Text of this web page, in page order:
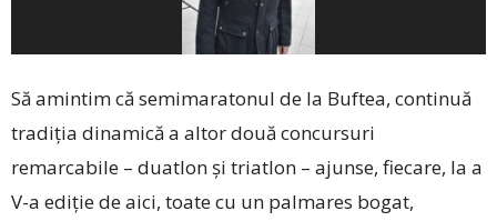
Să amintim că semimaratonul de la Buftea, continuă
tradiţia dinamică a altor două concursuri
remarcabile – duatlon şi triatlon – ajunse, fiecare, la a
V-a ediţie de aici, toate cu un palmares bogat,